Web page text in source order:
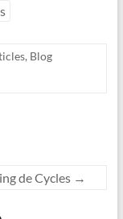
, Blog
de Cycles →